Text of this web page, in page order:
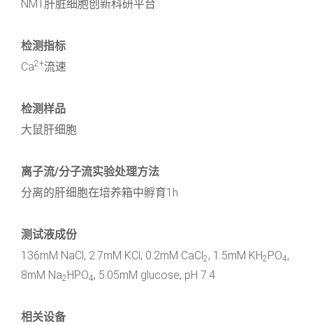
NMT肝脏细胞创新科研平台
检测指标
Ca2+流速
检测样品
大鼠肝细胞
离子流/分子流实验处理方法
分离的肝细胞在培养箱中孵育1h
测试液成份
136mM NaCl, 2.7mM KCl, 0.2mM CaCl2, 1.5mM KH2PO4,
8mM Na2HPO4, 5.05mM glucose, pH 7.4
相关设备